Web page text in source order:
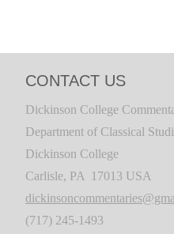
CONTACT US
Dickinson College
Department of Classical
Dickinson College
Carlisle, PA 17013 USA
(717) 245-1493